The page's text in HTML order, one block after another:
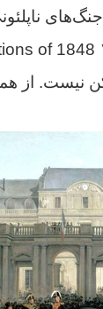
نیست. از